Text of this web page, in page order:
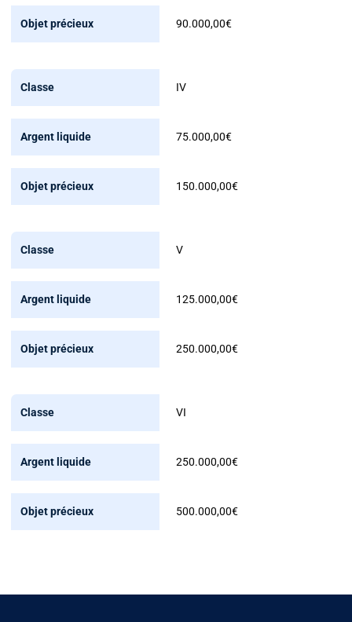
90.000,00€
IV
75.000,00€
150.000,00€
V
125.000,00€
250.000,00€
VI
250.000,00€
500.000,00€